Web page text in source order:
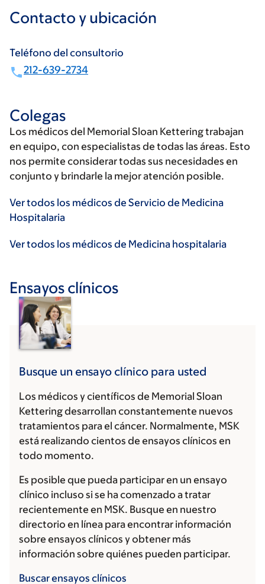
Contacto y ubicación
Teléfono del consultorio
212-639-2734
Colegas
Los médicos del Memorial Sloan Kettering trabajan
en equipo, con especialistas de todas las áreas. Esto
nos permite considerar todas sus necesidades en
conjunto y brindarle la mejor atención posible.
Ver todos los médicos de Servicio de Medicina
Hospitalaria
Ver todos los médicos de Medicina hospitalaria
Ensayos clínicos
Busque un ensayo clínico para usted
Los médicos y científicos de Memorial Sloan
Kettering desarrollan constantemente nuevos
tratamientos para el cáncer. Normalmente, MSK
está realizando cientos de ensayos clínicos en
todo momento.
Es posible que pueda participar en un ensayo
clínico incluso si se ha comenzado a tratar
recientemente en MSK. Busque en nuestro
directorio en línea para encontrar información
sobre ensayos clínicos y obtener más
información sobre quiénes pueden participar.
Buscar ensayos clínicos